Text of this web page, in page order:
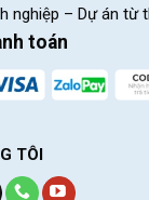
nghiệp – Dự án từ
toán
TÔI